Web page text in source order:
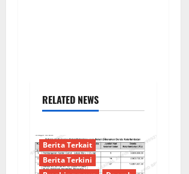
RELATED NEWS
Berita Terkait
Berita Terkini